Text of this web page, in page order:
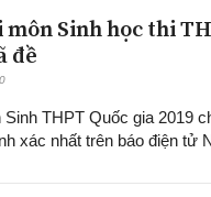
Sinh học thi
đề
THPT Quốc gia 2019
xác nhất trên báo điện